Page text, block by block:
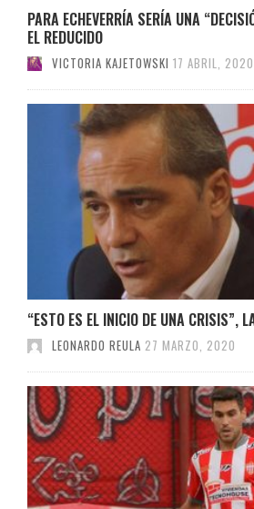
PARA ECHEVERRÍA SERÍA UNA
EL REDUCIDO
VICTORIA KAJETOWSKI 17 ABRIL, 2020
“ESTO ES EL INICIO DE UNA CRISIS”,
LEONARDO REULA 27 MARZO, 2020